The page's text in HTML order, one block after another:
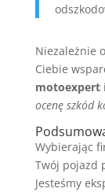
Niezależnie
Ciebie
motoexpert
ocenę szkód
Wybierając
Twój pojazd
Jesteśmy